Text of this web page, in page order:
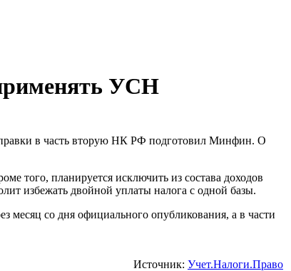
УСН
в часть вторую НК РФ подготовил Минфин. О
того, планируется исключить из состава доходов
избежать двойной уплаты налога с одной базы.
месяц со дня официального опубликования, а в части
Источник: Учет.Налоги.Право